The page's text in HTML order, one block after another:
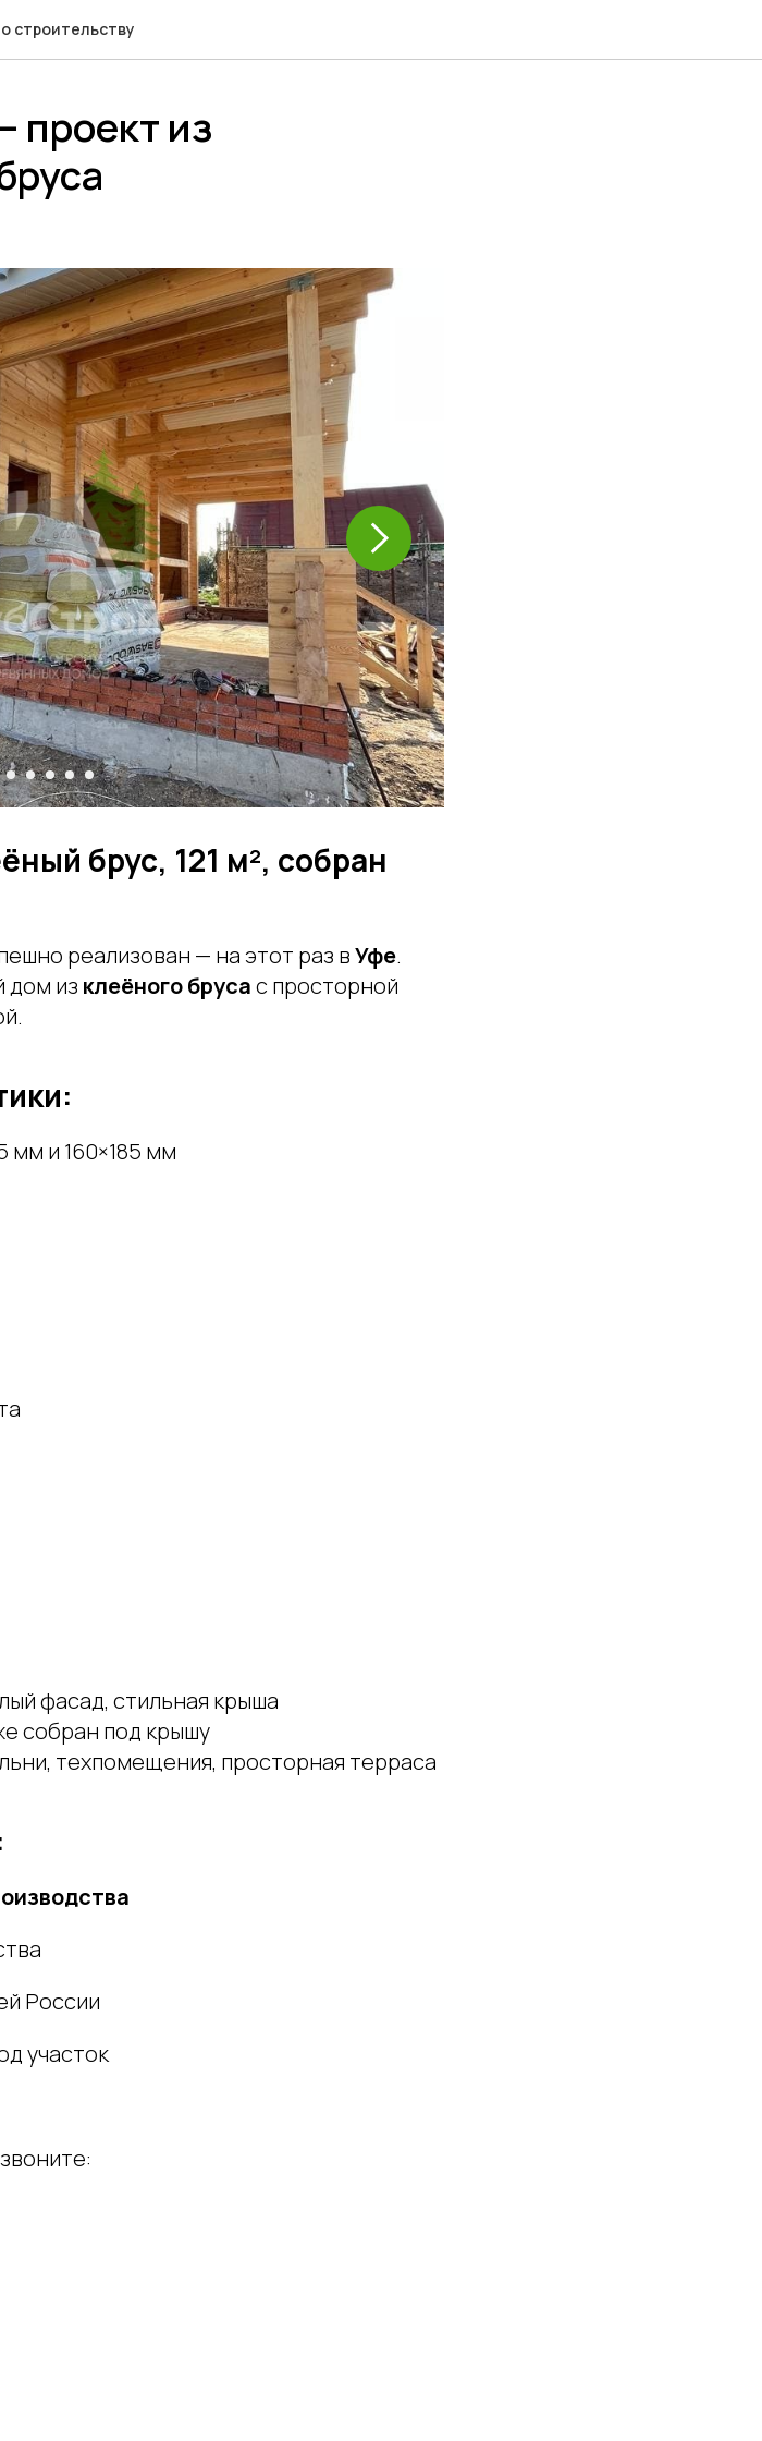
строительству
проект из
брус, 121 м², собран
реализован — на этот раз вУфе.
дом из клеёного брусас просторной
мм и 160×185 мм
фасад, стильная крыша
собран под крышу
техпомещения, просторная терраса
России
участок